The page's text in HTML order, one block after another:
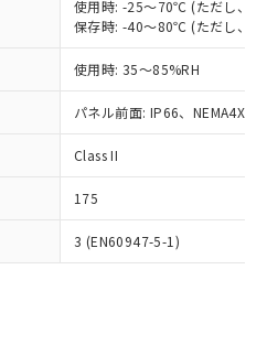
使用時: -25～70℃ (ただし、氷
保存時: -40～80℃ (ただし、氷
使用時: 35～85%RH
パネル前面: IP66、NEMA4X,
Class II
175
3 (EN60947-5-1)
および標準価格はお客
またはお客様担当のオ
販売店・当社販売員に
器販売店や当社販売拠
トワーク
」をご確認
標準価格結果を当社の
第三者に漏洩または開
（部品リスト作成サー
以下、フタル酸ブチ
以下、フタル酸ジブチル
フタル酸ジイソブチル
質については閾値を超える意
認しています。
状況などにより、予定
ります。
ポリ臭化ジフェニルエーテ
1000ppm、 DIBP(フタル酸ジ
BBP(フタル酸ブチルベンジ
チルヘキシル)) : 1000ppm
限
物質）のすべてが基
を示します。
状況下において有害物
環境に深刻な影響を
を破棄する場合は、完
ど、違法に輸出されな
段を講じます。
生物兵器またはその他
らの製造装置等に一切
ん。
品を第三者に販売する
2および3の内容を当
します。また当社は、
売に係わる関係者が違
それがある場合は、取
の在庫あり
満たないが在庫あり
最新の在庫状況につ
お客様のお取引先、ま
担当のオムロン制御
店・当社販売員にご確
)
種、また在庫状況の